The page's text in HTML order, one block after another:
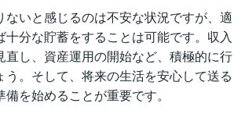
ないと感じるのは不安な状況ですが、適
十分な貯蓄をすることは可能です。収入
直し、資産運用の開始など、積極的に行
う。そして、将来の生活を安心して送る
を始めることが重要です。